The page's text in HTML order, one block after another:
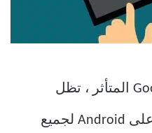
بغض النظر عن تطبيق Google المتأثر ، تظل
خطوات حل خطأ المزامنة على Android لجميع